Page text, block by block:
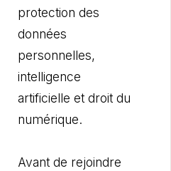
protection des
données
personnelles,
intelligence
artificielle et droit du
numérique.
Avant de rejoindre